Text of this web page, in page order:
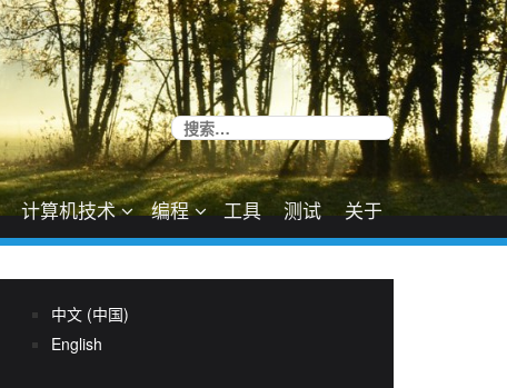
搜
索：
计算机技术 编程 工具 测试 关于
中文 (中国)
English